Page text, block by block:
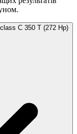
C 350 T (272 Hp)